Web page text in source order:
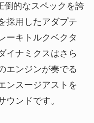
倒的なスペックを誇
採用したアダプテ
ーキトルクベクタ
イナミクスはさら
エンジンが奏でる
ンスージアストを
ウンドです。